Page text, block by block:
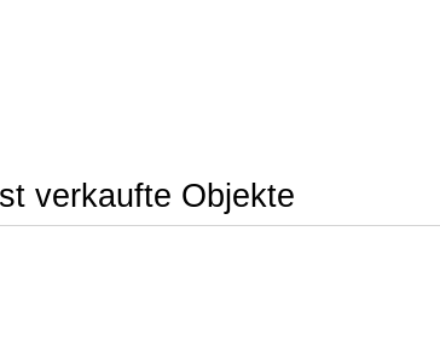
verkaufte Objekte